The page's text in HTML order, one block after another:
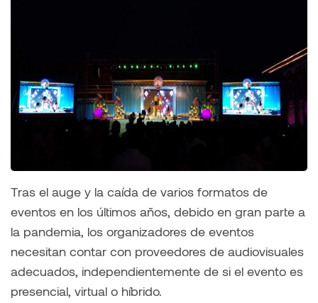
Tras el auge y la caída de varios formatos de
eventos en los últimos años, debido en gran parte a
la pandemia, los organizadores de eventos
necesitan contar con proveedores de audiovisuales
adecuados, independientemente de si el evento es
presencial, virtual o híbrido.